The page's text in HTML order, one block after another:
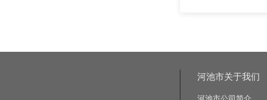
河池市关于我们